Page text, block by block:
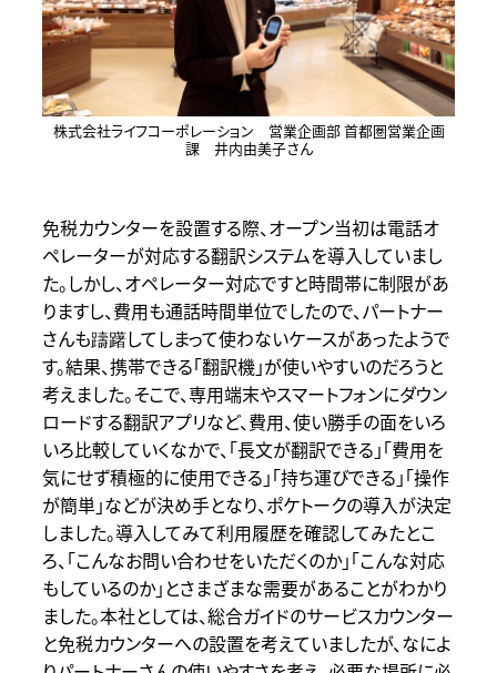
株式会社ライフコーポレーション 営業企画部 首都圏営業企画
課 井内由美子さん
免税カウンターを設置する際、オープン当初は電話オ
ペレーターが対応する翻訳システムを導入していまし
た。しかし、オペレーター対応ですと時間帯に制限があ
りますし、費用も通話時間単位でしたので、パートナー
さんも躊躇してしまって使わないケースがあったようで
す。結果、携帯できる「翻訳機」が使いやすいのだろうと
考えました。そこで、専用端末やスマートフォンにダウン
ロードする翻訳アプリなど、費用、使い勝手の面をいろ
いろ比較していくなかで、「長文が翻訳できる」「費用を
気にせず積極的に使用できる」「持ち運びできる」「操作
が簡単」などが決め手となり、ポケトークの導入が決定
しました。導入してみて利用履歴を確認してみたとこ
ろ、「こんなお問い合わせをいただくのか」「こんな対応
もしているのか」とさまざまな需要があることがわかり
ました。本社としては、総合ガイドのサービスカウンター
と免税カウンターへの設置を考えていましたが、なによ